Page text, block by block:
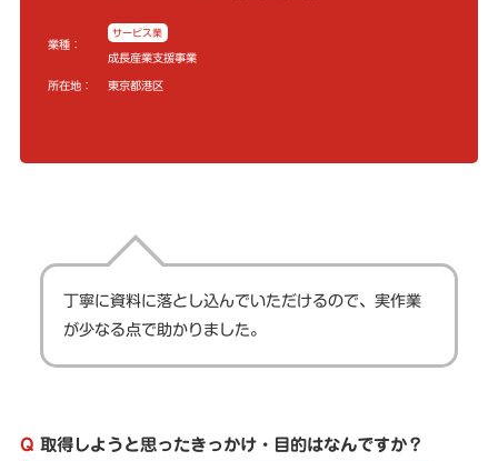
業種：
サービス業
成長産業支援事業
所在地： 東京都港区
丁寧に資料に落とし込んでいただけるので、実作業
が少なる点で助かりました。
Q 取得しようと思ったきっかけ・目的はなんですか？